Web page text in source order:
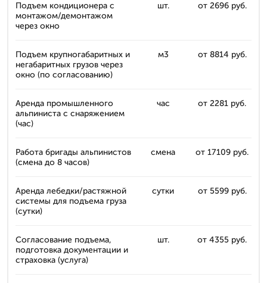
Подъем кондиционера с
монтажом/демонтажом
через окно
шт. от 2696 руб.
Подъем крупногабаритных и
негабаритных грузов через
окно (по согласованию)
м3 от 8814 руб.
Аренда промышленного
альпиниста с снаряжением
(час)
час от 2281 руб.
Работа бригады альпинистов
(смена до 8 часов)
смена от 17109 руб.
Аренда лебедки/растяжной
системы для подъема груза
(сутки)
сутки от 5599 руб.
Согласование подъема,
подготовка документации и
страховка (услуга)
шт. от 4355 руб.